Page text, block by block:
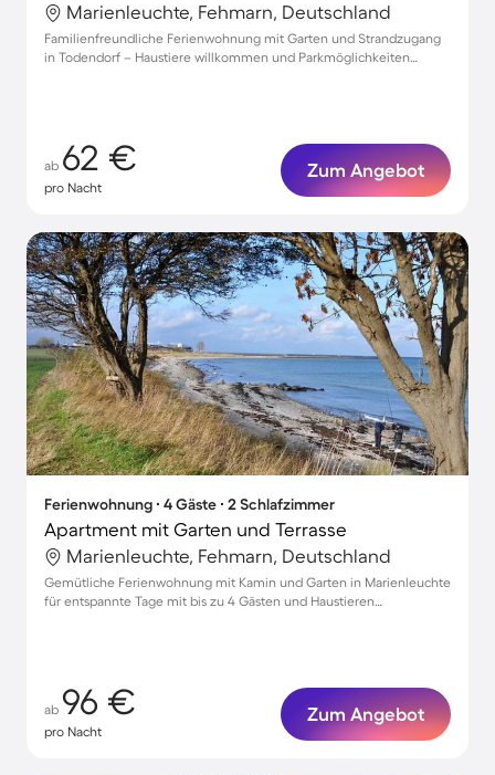
Marienleuchte, Fehmarn, Deutschland
Familienfreundliche Ferienwohnung mit Garten und Strandzugang
in Todendorf – Haustiere willkommen und Parkmöglichkeiten
ab 62 €
pro Nacht
Zum Angebot
Ferienwohnung ∙ 4 Gäste ∙ 2 Schlafzimmer
Apartment mit Garten und Terrasse
Marienleuchte, Fehmarn, Deutschland
Gemütliche Ferienwohnung mit Kamin und Garten in Marienleuchte
für entspannte Tage mit bis zu 4 Gästen und Haustieren
ab 96 €
pro Nacht
Zum Angebot